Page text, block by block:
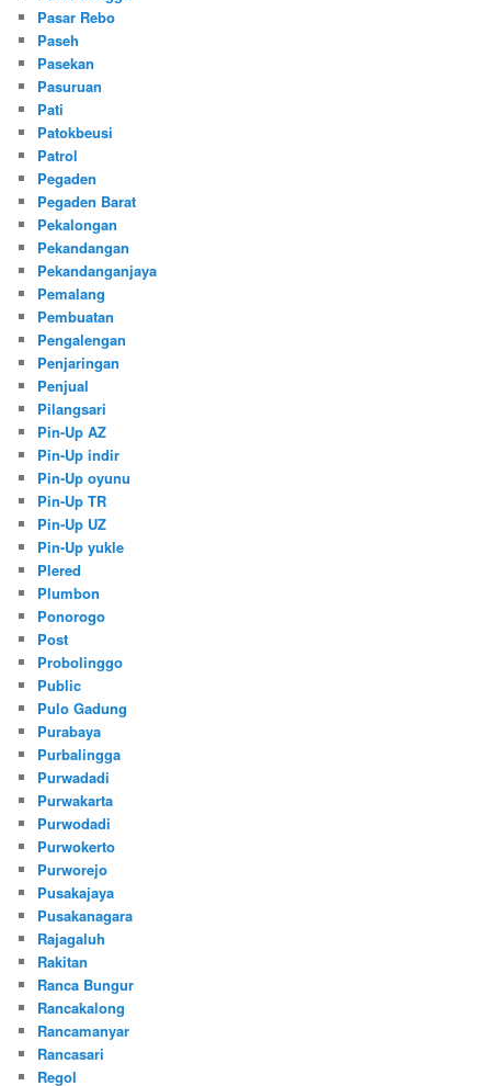
Pasar Rebo
Paseh
Pasekan
Pasuruan
Pati
Patokbeusi
Patrol
Pegaden
Pegaden Barat
Pekalongan
Pekandangan
Pekandanganjaya
Pemalang
Pembuatan
Pengalengan
Penjaringan
Penjual
Pilangsari
Pin-Up AZ
Pin-Up indir
Pin-Up oyunu
Pin-Up TR
Pin-Up UZ
Pin-Up yukle
Plered
Plumbon
Ponorogo
Post
Probolinggo
Public
Pulo Gadung
Purabaya
Purbalingga
Purwadadi
Purwakarta
Purwodadi
Purwokerto
Purworejo
Pusakajaya
Pusakanagara
Rajagaluh
Rakitan
Ranca Bungur
Rancakalong
Rancamanyar
Rancasari
Regol